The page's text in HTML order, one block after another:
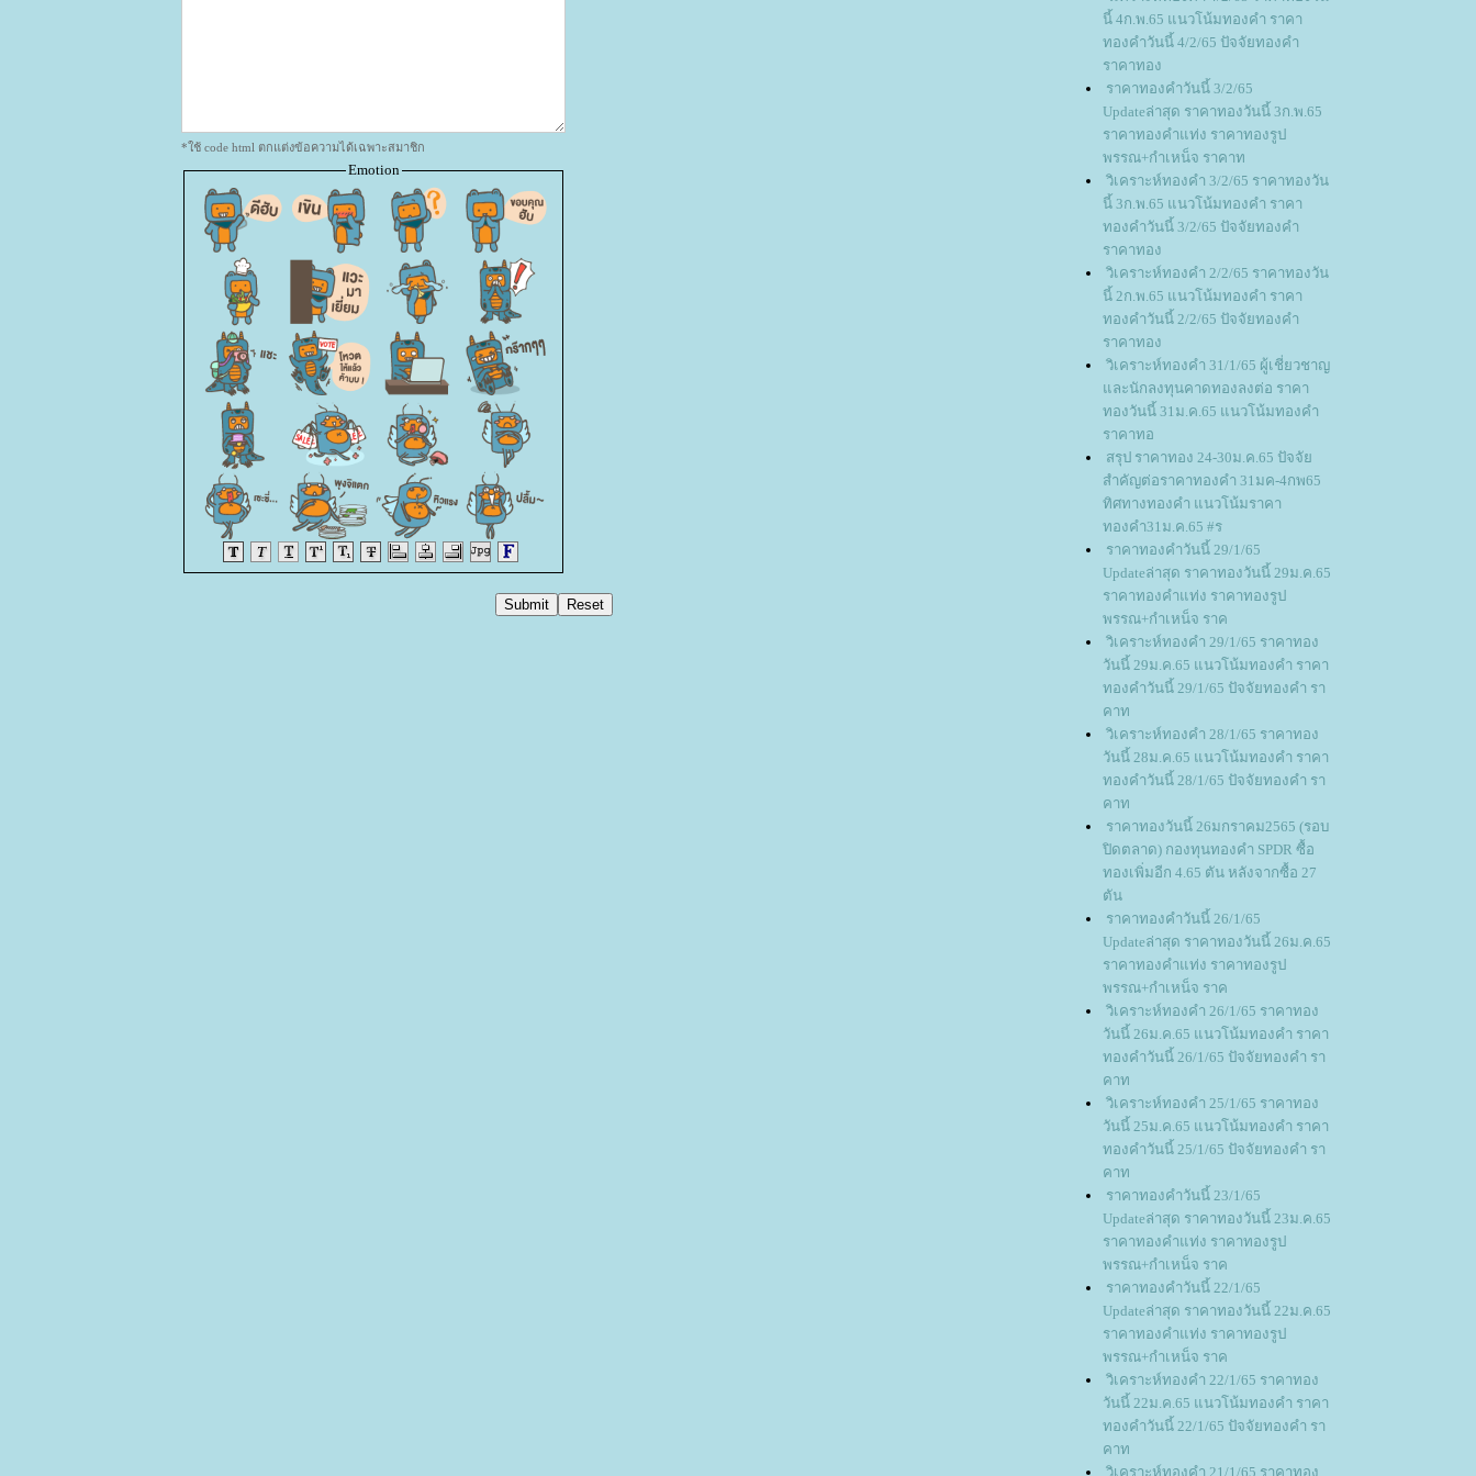
*ใช้ code html ตกแต่งข้อความได้เฉพาะสมาชิก
Emotion
นี้ 4ก.พ.65 แนวโน้มทองคำ ราคา
ทองคำวันนี้ 4/2/65 ปัจจัยทองคำ
ราคาทอง
ราคาทองคำวันนี้ 3/2/65
Updateล่าสุด ราคาทองวันนี้ 3ก.พ.65
ราคาทองคำแท่ง ราคาทองรูป
พรรณ+กำเหน็จ ราคาท
วิเคราะห์ทองคำ 3/2/65 ราคาทองวัน
นี้ 3ก.พ.65 แนวโน้มทองคำ ราคา
ทองคำวันนี้ 3/2/65 ปัจจัยทองคำ
ราคาทอง
วิเคราะห์ทองคำ 2/2/65 ราคาทองวัน
นี้ 2ก.พ.65 แนวโน้มทองคำ ราคา
ทองคำวันนี้ 2/2/65 ปัจจัยทองคำ
ราคาทอง
วิเคราะห์ทองคำ 31/1/65 ผู้เชี่ยวชาญ
ละนักลงทุนคาดทองลงต่อ ราคา
ทองวันนี้ 31ม.ค.65 แนวโน้มทองคำ
ราคาทอ
สรุป ราคาทอง 24-30ม.ค.65 ปัจจั
สำคัญต่อราคาทองคำ 31มค-4กพ65
ทิศทางทองคำ แนวโน้มราคา
ทองคำ31ม.ค.65 #ร
ราคาทองคำวันนี้ 29/1/65
Updateล่าสุด ราคาทองวันนี้ 29ม.ค.65
ราคาทองคำแท่ง ราคาทองรูป
พรรณ+กำเหน็จ ราค
วิเคราะห์ทองคำ 29/1/65 ราคาทอง
วันนี้ 29ม.ค.65 แนวโน้มทองคำ ราคา
ทองคำวันนี้ 29/1/65 ปัจจัยทองคำ รา
คาท
วิเคราะห์ทองคำ 28/1/65 ราคาทอง
วันนี้ 28ม.ค.65 แนวโน้มทองคำ ราคา
ทองคำวันนี้ 28/1/65 ปัจจัยทองคำ รา
คาท
ราคาทองวันนี้ 26มกราคม2565 (รอบ
ปิดตลาด) กองทุนทองคำ SPDR ซื้อ
ทองเพิ่มอีก 4.65 ตัน หลังจากซื้อ 27
ตัน
ราคาทองคำวันนี้ 26/1/65
Updateล่าสุด ราคาทองวันนี้ 26ม.ค.65
ราคาทองคำแท่ง ราคาทองรูป
พรรณ+กำเหน็จ ราค
วิเคราะห์ทองคำ 26/1/65 ราคาทอง
วันนี้ 26ม.ค.65 แนวโน้มทองคำ ราคา
ทองคำวันนี้ 26/1/65 ปัจจัยทองคำ รา
คาท
วิเคราะห์ทองคำ 25/1/65 ราคาทอง
วันนี้ 25ม.ค.65 แนวโน้มทองคำ ราคา
ทองคำวันนี้ 25/1/65 ปัจจัยทองคำ รา
คาท
ราคาทองคำวันนี้ 23/1/65
Updateล่าสุด ราคาทองวันนี้ 23ม.ค.65
ราคาทองคำแท่ง ราคาทองรูป
พรรณ+กำเหน็จ ราค
ราคาทองคำวันนี้ 22/1/65
Updateล่าสุด ราคาทองวันนี้ 22ม.ค.65
ราคาทองคำแท่ง ราคาทองรูป
พรรณ+กำเหน็จ ราค
วิเคราะห์ทองคำ 22/1/65 ราคาทอง
วันนี้ 22ม.ค.65 แนวโน้มทองคำ ราคา
ทองคำวันนี้ 22/1/65 ปัจจัยทองคำ รา
คาท
วิเคราะห์ทองคำ 21/1/65 ราคาทอง